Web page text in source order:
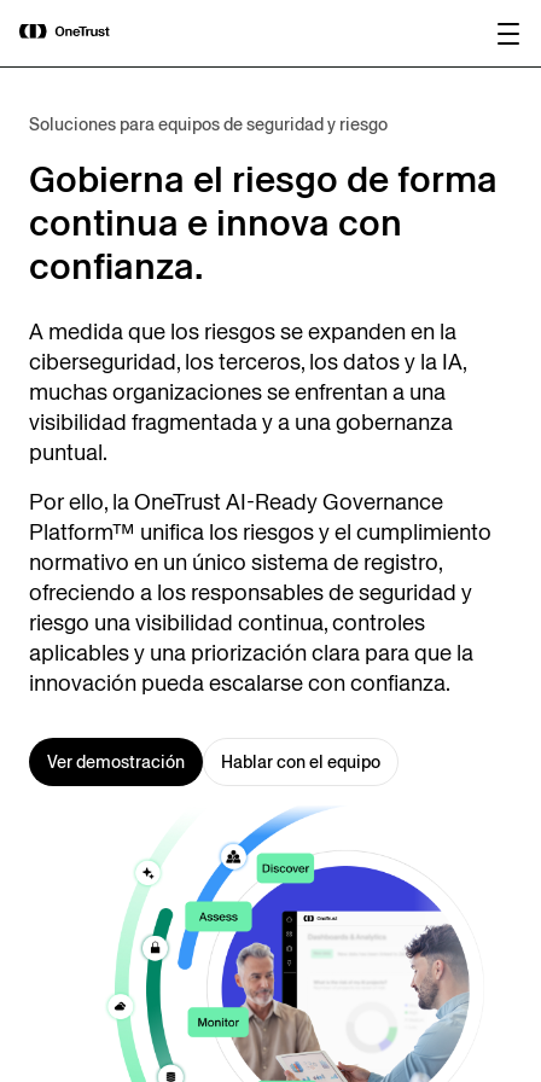
OneTrust nombrada Visionaria en el
Magic Quadrant™ de Gartner® 2026
para plataformas de gobernanza de IA.
Soluciones para equipos de seguridad y riesgo
Gobierna el riesgo de forma
continua e innova con
confianza.
A medida que los riesgos se expanden en la
ciberseguridad, los terceros, los datos y la IA,
muchas organizaciones se enfrentan a una
visibilidad fragmentada y a una gobernanza
puntual.
Por ello, la OneTrust AI-Ready Governance
Platform™ unifica los riesgos y el cumplimiento
normativo en un único sistema de registro,
ofreciendo a los responsables de seguridad y
riesgo una visibilidad continua, controles
aplicables y una priorización clara para que la
innovación pueda escalarse con confianza.
Ver demostración Hablar con el equipo